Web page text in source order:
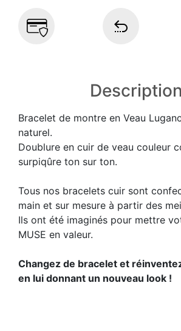
Description
Bracelet de montre en Veau
naturel.
Doublure en cuir de veau couleur
surpiqûre ton sur ton.
Tous nos bracelets cuir sont
main et sur mesure à partir des
Ils ont été imaginés pour mettre
MUSE en valeur.
Changez de bracelet et
en lui donnant un nouveau look !